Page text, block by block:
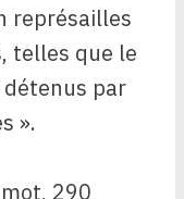
représailles
telles que le
par
».
290